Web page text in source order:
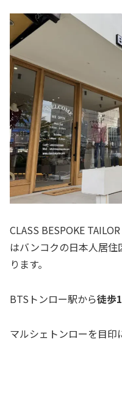
CLASS BESPOKE
はバンコクの日本人居
ります。
BTSトンロー駅から徒歩
マルシェトンローを目印